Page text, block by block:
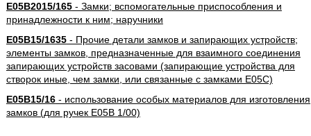
E05B2015/165- Замки; вспомогательные приспособления и
принадлежности к ним; наручники
E05B15/1635- Прочие детали замков и запирающих устройств;
элементы замков, предназначенные для взаимного соединения
запирающих устройств засовами (запирающие устройства для
створок иные, чем замки, или связанные с замками E05C)
E05B15/16- использование особых материалов для изготовления
замков (для ручек E05B 1/00)